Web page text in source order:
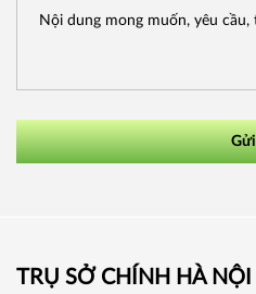
Gửi
TRỤ SỞ CHÍNH HÀ NỘI